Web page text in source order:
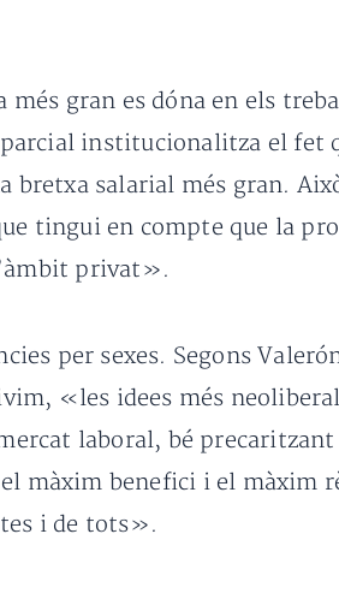
gran es dóna en els
institucionalitza el fet
bretxa salarial més gran.
tingui en compte que la
privat».
per sexes. Segons
«les idees més
laboral, bé
màxim benefici i el màxim
i de tots».